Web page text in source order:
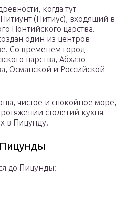
когда тут
(Питиус), входящий в
Понтийского царства.
один из центров
Со временем город
царства, Абхазо-
Османской и Российской
чистое и спокойное море,
столетий кухня
в Пицунду.
Пицунды
до Пицунды: